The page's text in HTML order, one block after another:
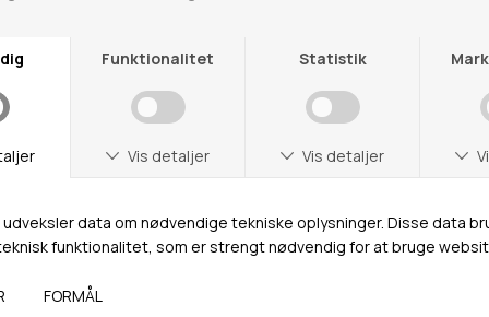
5260 Odense S
Kontakt